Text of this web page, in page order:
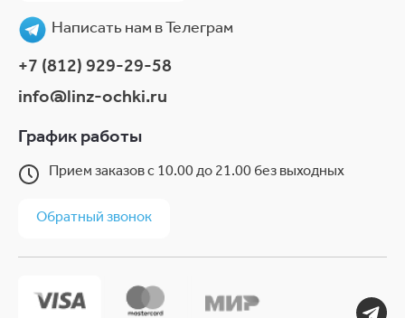
Написать нам в Телеграм
+7 (812) 929-29-58
info@linz-ochki.ru
График работы
Прием заказов с 10.00 до 21.00 без выходных
Обратный звонок